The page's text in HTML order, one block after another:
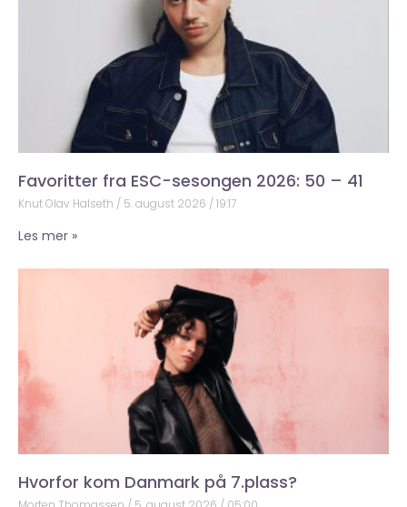
Favoritter fra ESC-sesongen 2026: 50 – 41
Knut Olav Halseth 5. august 2026 19:17
Les mer »
Hvorfor kom Danmark på 7.plass?